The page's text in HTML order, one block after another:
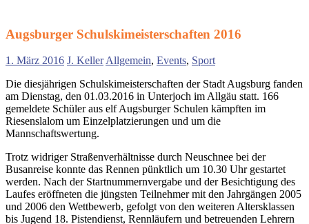
Augsburger Schulskimeisterschaften 2016
1. März 2016 J. KellerAllgemein, Events, Sport
Die diesjährigen Schulskimeisterschaften der Stadt Augsburg fanden
am Dienstag, den 01.03.2016 in Unterjoch im Allgäu statt. 166
gemeldete Schüler aus elf Augsburger Schulen kämpften im
Riesenslalom um Einzelplatzierungen und um die
Mannschaftswertung.
Trotz widriger Straßenverhältnisse durch Neuschnee bei der
Busanreise konnte das Rennen pünktlich um 10.30 Uhr gestartet
werden. Nach der Startnummernvergabe und der Besichtigung des
Laufes eröffneten die jüngsten Teilnehmer mit den Jahrgängen 2005
und 2006 den Wettbewerb, gefolgt von den weiteren Altersklassen
bis Jugend 18. Pistendienst, Rennläufern und betreuenden Lehrern